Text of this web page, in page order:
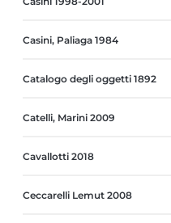
Casini, Paliaga 1984
Catalogo degli oggetti 1892
Catelli, Marini 2009
Cavallotti 2018
Ceccarelli Lemut 2008